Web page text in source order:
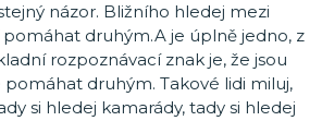
názor. Bližního hledej mezi
druhým.A je úplně jedno, z
rozpoznávací znak je, že jsou
pomáhat druhým. Takové lidi miluj,
si hledej kamarády, tady si hledej